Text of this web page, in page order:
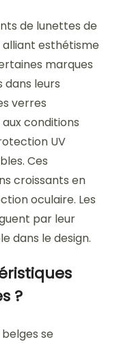
de lunettes de
alliant esthétisme
marques
leurs
verres
conditions
UV
Ces
croissants en
oculaire. Les
par leur
dans le design.
?
se